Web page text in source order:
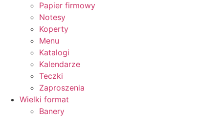
Papier firmowy
Notesy
Koperty
Menu
Katalogi
Kalendarze
Teczki
Zaproszenia
Wielki format
Banery